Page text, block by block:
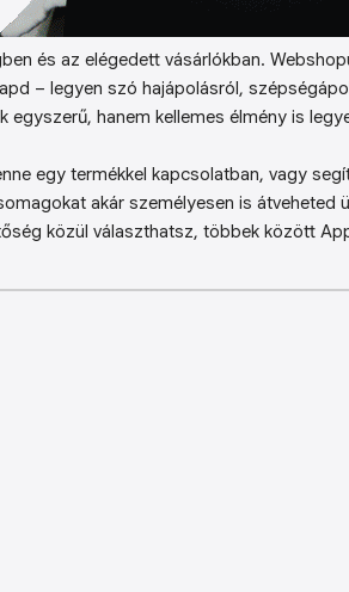
és az elégedett vásárlókban.
– legyen szó hajápolásról,
egyszerű, hanem kellemes élmény is
egy termékkel kapcsolatban, vagy
akár személyesen is
közül választhatsz, többek között